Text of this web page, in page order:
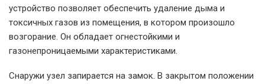
устройство позволяет обеспечить удаление дыма и
токсичных газов из помещения, в котором произошло
возгорание. Он обладает огнестойкими и
газонепроницаемыми характеристиками.
Снаружи узел запирается на замок. В закрытом положении